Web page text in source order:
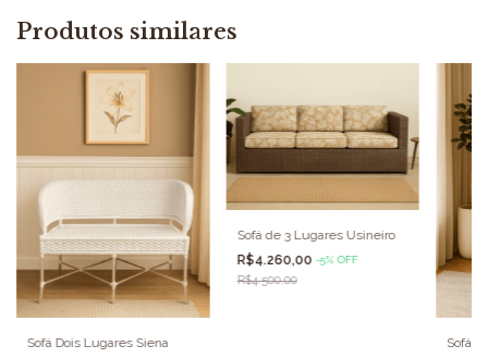
Produtos similares
Sofá Dois Lugares Siena
Sofá de 3 Lugares Usineiro
R$4.260,00 -5%OFF
R$4.500,00
Sofá